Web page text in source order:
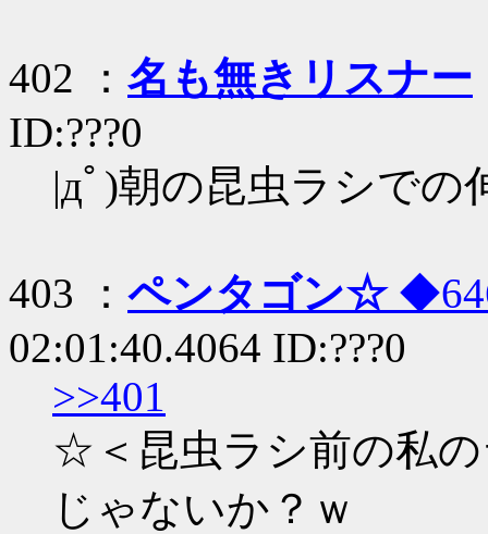
402 ： 名も無きリスナー
ID:???0
|дﾟ)朝の昆虫ラシでの
403 ： ペンタゴン☆
02:01:40.4064 ID:???0
>>401
☆＜昆虫ラシ前の私
じゃないか？ｗ